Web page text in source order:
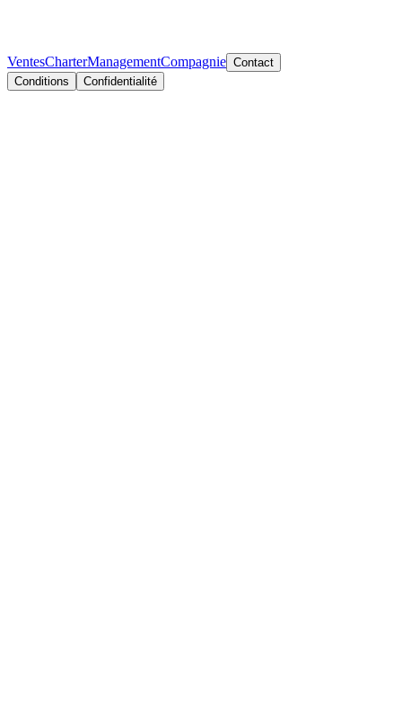
VentesCharterManagementCompagnie Contact
Conditions
Confidentialité